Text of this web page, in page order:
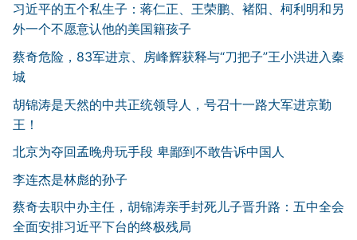
习近平的五个私生子：蒋仁正、王荣鹏、褚阳、柯利明和另
外一个不愿意认他的美国籍孩子
蔡奇危险，83军进京、房峰辉获释与“刀把子”王小洪进入秦
城
胡锦涛是天然的中共正统领导人，号召十一路大军进京勤
王！
北京为夺回孟晚舟玩手段 卑鄙到不敢告诉中国人
李连杰是林彪的孙子
蔡奇去职中办主任，胡锦涛亲手封死儿子晋升路：五中全会
全面安排习近平下台的终极残局